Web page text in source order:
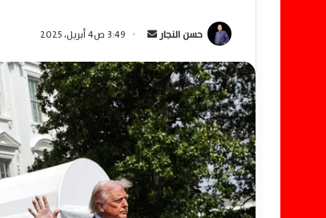
حسن النجار
س
ل
ب
ر
ي
د
ا
3:49 ص4 أبريل، 2025